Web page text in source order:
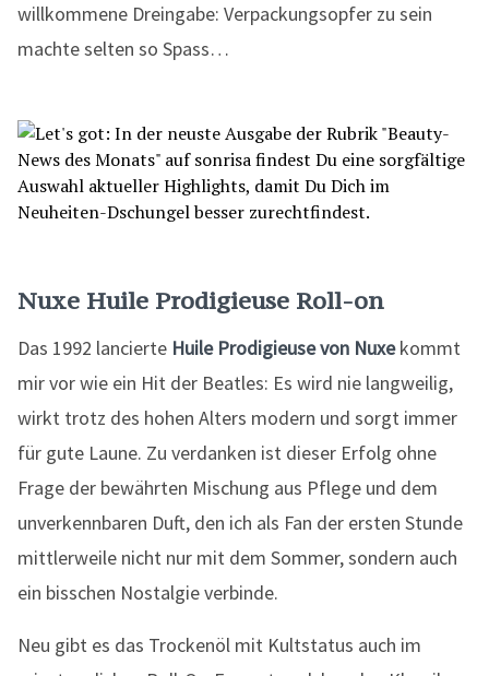
willkommene Dreingabe: Verpackungsopfer zu sein
machte selten so Spass…
Nuxe Huile Prodigieuse Roll-on
Das 1992 lancierte Huile Prodigieuse von Nuxekommt
mir vor wie ein Hit der Beatles: Es wird nie langweilig,
wirkt trotz des hohen Alters modern und sorgt immer
für gute Laune. Zu verdanken ist dieser Erfolg ohne
Frage der bewährten Mischung aus Pflege und dem
unverkennbaren Duft, den ich als Fan der ersten Stunde
mittlerweile nicht nur mit dem Sommer, sondern auch
ein bisschen Nostalgie verbinde.
Neu gibt es das Trockenöl mit Kultstatus auch im